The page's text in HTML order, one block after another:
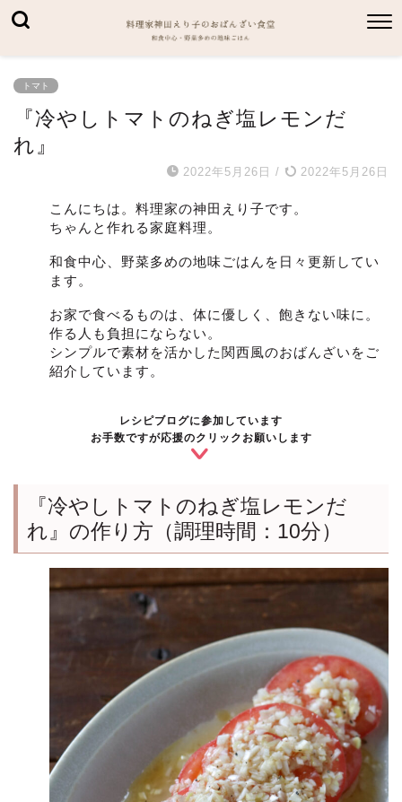
トマト
『冷やしトマトのねぎ塩レモンだ
れ』
2022年5月26日 / 2022年5月26日
こんにちは。料理家の神田えり子です。
ちゃんと作れる家庭料理。
和食中心、野菜多めの地味ごはんを日々更新してい
ます。
お家で食べるものは、体に優しく、飽きない味に。
作る人も負担にならない。
シンプルで素材を活かした関西風のおばんざいをご
紹介しています。
レシピブログに参加しています
お手数ですが応援のクリックお願いします
『冷やしトマトのねぎ塩レモンだ
れ』の作り方（調理時間：10分）